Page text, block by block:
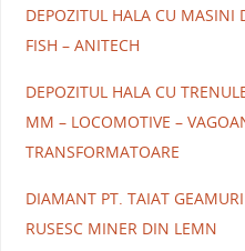
DEPOZITUL HALA CU MASINI
FISH – ANITECH
DEPOZITUL HALA CU
MM – LOCOMOTIVE –
TRANSFORMATOARE
DIAMANT PT. TAIAT GEAMURI
RUSESC MINER DIN LEMN